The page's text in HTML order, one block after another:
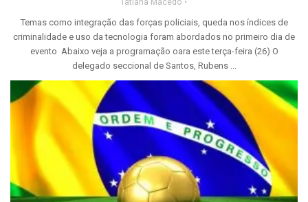
Tatiana Macedo
Temas como integração das forças policiais, queda nos índices de
criminalidade e uso da tecnologia foram abordados no primeiro dia de
evento Abaixo veja a programação oara este terça-feira (26) O
delegado seccional de Santos, Rubens ...